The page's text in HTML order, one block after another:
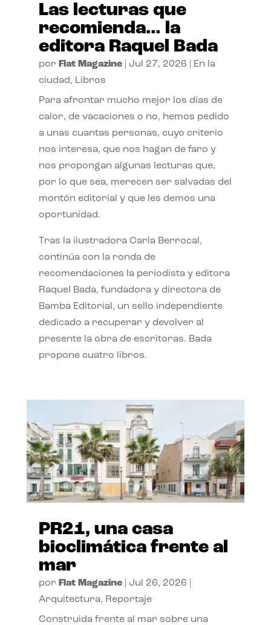
Las lecturas que
recomienda… la
editora Raquel Bada
por Flat Magazine| Jul 27, 2026
En la
ciudad, Libros
Para afrontar mucho mejor los días de
calor, de vacaciones o no, hemos pedido
a unas cuantas personas, cuyo criterio
nos interesa, que nos hagan de faro y
nos propongan algunas lecturas que,
por lo que sea, merecen ser salvadas del
montón editorial y que les demos una
oportunidad.
Tras la ilustradora Carla Berrocal,
continúa con la ronda de
recomendaciones la periodista y editora
Raquel Bada, fundadora y directora de
Bamba Editorial, un sello independiente
dedicado a recuperar y devolver al
presente la obra de escritoras. Bada
propone cuatro libros.
PR21, una casa
bioclimática frente al
mar
por Flat Magazine| Jul 26, 2026
Arquitectura, Reportaje
Construida frente al mar sobre una